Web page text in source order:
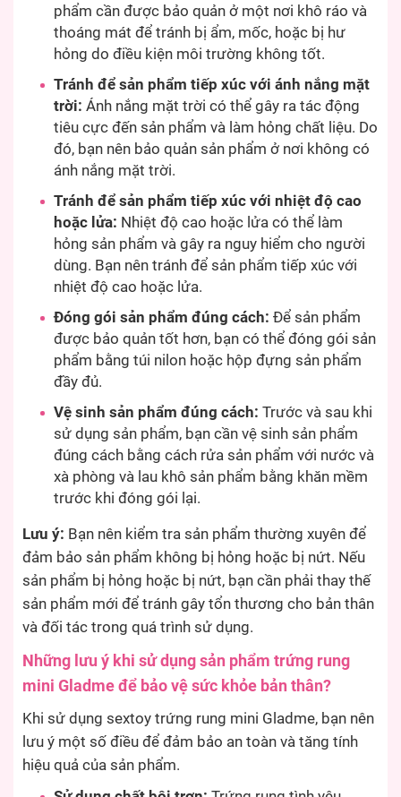
phẩm cần được bảo quản ở một nơi khô ráo và
thoáng mát để tránh bị ẩm, mốc, hoặc bị hư
hỏng do điều kiện môi trường không tốt.
Tránh để sản phẩm tiếp xúc với ánh nắng mặt
trời: Ánh nắng mặt trời có thể gây ra tác động
tiêu cực đến sản phẩm và làm hỏng chất liệu. Do
đó, bạn nên bảo quản sản phẩm ở nơi không có
ánh nắng mặt trời.
Tránh để sản phẩm tiếp xúc với nhiệt độ cao
hoặc lửa: Nhiệt độ cao hoặc lửa có thể làm
hỏng sản phẩm và gây ra nguy hiểm cho người
dùng. Bạn nên tránh để sản phẩm tiếp xúc với
nhiệt độ cao hoặc lửa.
Đóng gói sản phẩm đúng cách: Để sản phẩm
được bảo quản tốt hơn, bạn có thể đóng gói sản
phẩm bằng túi nilon hoặc hộp đựng sản phẩm
đầy đủ.
Vệ sinh sản phẩm đúng cách: Trước và sau khi
sử dụng sản phẩm, bạn cần vệ sinh sản phẩm
đúng cách bằng cách rửa sản phẩm với nước và
xà phòng và lau khô sản phẩm bằng khăn mềm
trước khi đóng gói lại.
Lưu ý: Bạn nên kiểm tra sản phẩm thường xuyên để
đảm bảo sản phẩm không bị hỏng hoặc bị nứt. Nếu
sản phẩm bị hỏng hoặc bị nứt, bạn cần phải thay thế
sản phẩm mới để tránh gây tổn thương cho bản thân
và đối tác trong quá trình sử dụng.
Những lưu ý khi sử dụng sản phẩm trứng rung
mini Gladme để bảo vệ sức khỏe bản thân?
Khi sử dụng sextoy trứng rung mini Gladme, bạn nên
lưu ý một số điều để đảm bảo an toàn và tăng tính
hiệu quả của sản phẩm.